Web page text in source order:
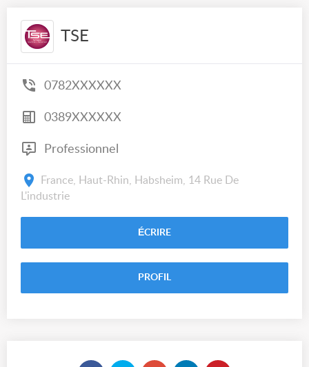
TSE
0782XXXXXX
0389XXXXXX
Professionnel
France, Haut-Rhin, Habsheim, 14 Rue De
L'industrie
ÉCRIRE
PROFIL